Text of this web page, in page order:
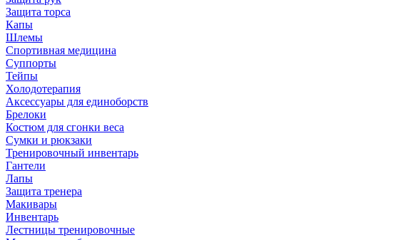
Защита торса
Капы
Шлемы
Спортивная медицина
Суппорты
Тейпы
Холодотерапия
Аксессуары для единоборств
Брелоки
Костюм для сгонки веса
Сумки и рюкзаки
Тренировочный инвентарь
Гантели
Лапы
Защита тренера
Макивары
Инвентарь
Лестницы тренировочные